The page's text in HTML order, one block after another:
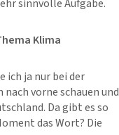
sinnvolle Aufgabe.
Klima
ich ja nur bei der
vorne schauen und
Da gibt es so
das Wort? Die